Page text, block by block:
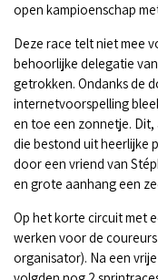
open kampioenschap
Deze race telt niet mee
behoorlijke delegatie
getrokken. Ondanks de
internetvoorspelling
en toe een zonnetje.
die bestond uit heerlijke
door een vriend van
en grote aanhang een
Op het korte circuit met
werken voor de
organisator). Na een